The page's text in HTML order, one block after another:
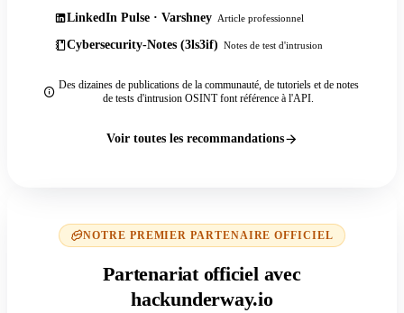
LinkedIn Pulse · Varshney Article professionnel
Cybersecurity-Notes (3ls3if) Notes de test d'intrusion
Des dizaines de publications de la communauté, de tutoriels et de notes
de tests d'intrusion OSINT font référence à l'API.
Voir toutes les recommandations
NOTRE PREMIER PARTENAIRE OFFICIEL
Partenariat officiel avec
hackunderway.io